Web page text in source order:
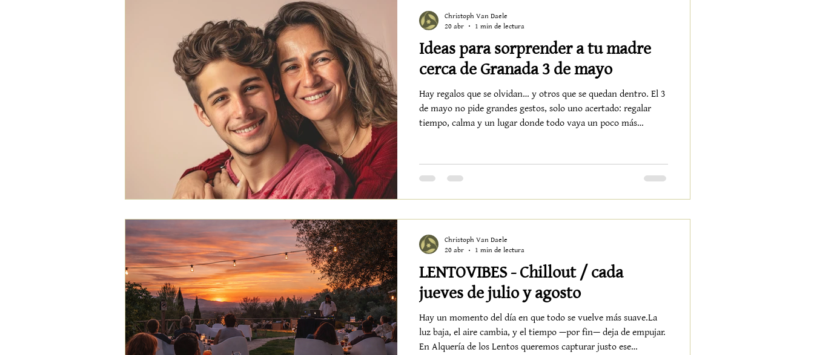
Ideas para sorprender a tu madre
cerca de Granada 3 de mayo
Hay regalos que se olvidan… y otros que se quedan dentro. El 3
de mayo no pide grandes gestos, solo uno acertado: regalar
tiempo, calma y un lugar donde todo vaya un poco más
sorprender a una madre tiene sentido. No por exceso, sino por
intención. Algunas ideas que realmente funcionan: Bono de
Christoph Van Daele
20 abr
1 min de lectura
LENTOVIBES - Chillout / cada
jueves de julio y agosto
Hay un momento del día en que todo se vuelve más suave.La
luz baja, el aire cambia, y el tiempo —por fin— deja de empujar.
En Alquería de los Lentos queremos capturar justo ese
Christoph Van Daele
20 abr
1 min de lectura